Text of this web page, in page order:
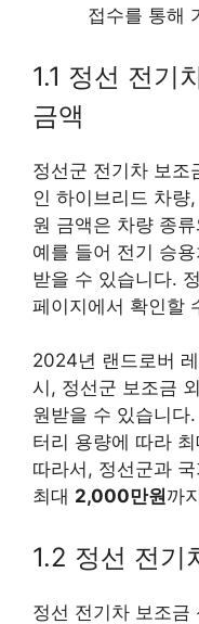
접수를 통해
1.1 정선 전기
금액
정선군 전기차 보조
인 하이브리드 차량
원 금액은 차량 종
예를 들어 전기 승
받을 수 있습니다.
페이지에서 확인할
2024년 랜드로버
시, 정선군 보조금
원받을 수 있습니다
터리 용량에 따라 최
따라서, 정선군과
최대 2,000만원까
1.2 정선 전기
정선 전기차 보조금